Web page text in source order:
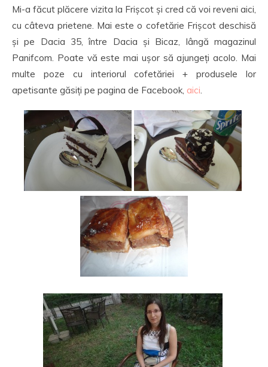
Mi-a făcut plăcere vizita la Frișcot și cred că voi reveni aici,
cu câteva prietene. Mai este o cofetărie Frișcot deschisă
și pe Dacia 35, între Dacia și Bicaz, lângă magazinul
Panifcom. Poate vă este mai ușor să ajungeți acolo. Mai
multe poze cu interiorul cofetăriei + produsele lor
apetisante găsiți pe pagina de Facebook, aici.